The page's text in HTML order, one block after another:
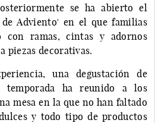
se ha abierto el
Adviento' en el que familias
con ramas, cintas y adornos
piezas decorativas.
una degustación de
temporada ha reunido a los
mesa en la que no han faltado
y todo tipo de productos